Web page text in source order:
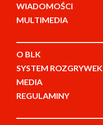
WIADOMOŚCI
MULTIMEDIA
O BLK
SYSTEM ROZGRYWEK
MEDIA
REGULAMINY